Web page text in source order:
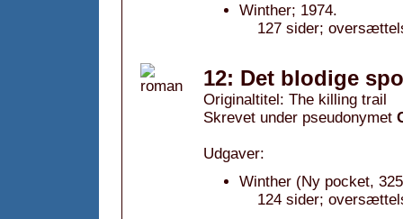
Winther; 1974.
127 sider;
12: Det blodige
Originaltitel: The killing trail
Skrevet under pseudonymet
Udgaver:
Winther (Ny pocket,
124 sider;